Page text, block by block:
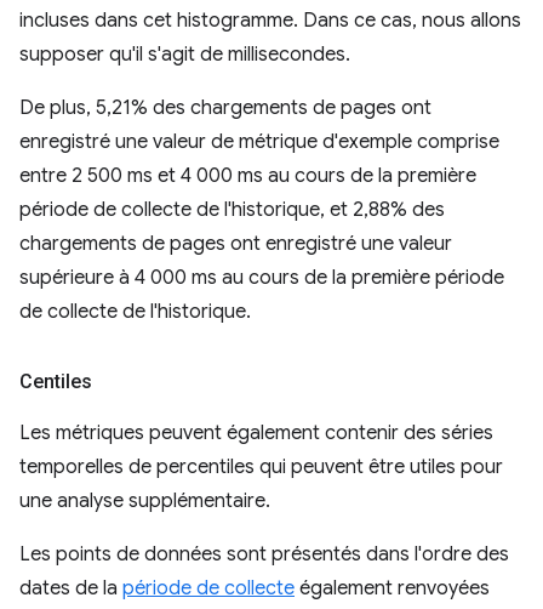
incluses dans cet histogramme. Dans ce cas, nous allons
supposer qu'il s'agit de millisecondes.
De plus, 5,21% des chargements de pages ont
enregistré une valeur de métrique d'exemple comprise
entre 2 500 ms et 4 000 ms au cours de la première
période de collecte de l'historique, et 2,88% des
chargements de pages ont enregistré une valeur
supérieure à 4 000 ms au cours de la première période
de collecte de l'historique.
Centiles
Les métriques peuvent également contenir des séries
temporelles de percentiles qui peuvent être utiles pour
une analyse supplémentaire.
Les points de données sont présentés dans l'ordre des
dates de la période de collecte également renvoyées